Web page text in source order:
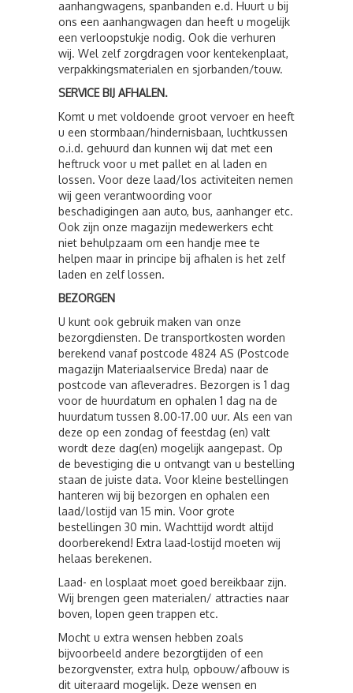
aanhangwagens, spanbanden e.d. Huurt u bij
ons een aanhangwagen dan heeft u mogelijk
een verloopstukje nodig. Ook die verhuren
wij. Wel zelf zorgdragen voor kentekenplaat,
verpakkingsmaterialen en sjorbanden/touw.
SERVICE BIJ AFHALEN.
Komt u met voldoende groot vervoer en heeft
u een stormbaan/hindernisbaan, luchtkussen
o.i.d. gehuurd dan kunnen wij dat met een
heftruck voor u met pallet en al laden en
lossen. Voor deze laad/los activiteiten nemen
wij geen verantwoording voor
beschadigingen aan auto, bus, aanhanger etc.
Ook zijn onze magazijn medewerkers echt
niet behulpzaam om een handje mee te
helpen maar in principe bij afhalen is het zelf
laden en zelf lossen.
BEZORGEN
U kunt ook gebruik maken van onze
bezorgdiensten. De transportkosten worden
berekend vanaf postcode 4824 AS (Postcode
magazijn Materiaalservice Breda) naar de
postcode van afleveradres. Bezorgen is 1 dag
voor de huurdatum en ophalen 1 dag na de
huurdatum tussen 8.00-17.00 uur. Als een van
deze op een zondag of feestdag (en) valt
wordt deze dag(en) mogelijk aangepast. Op
de bevestiging die u ontvangt van u bestelling
staan de juiste data. Voor kleine bestellingen
hanteren wij bij bezorgen en ophalen een
laad/lostijd van 15 min. Voor grote
bestellingen 30 min. Wachttijd wordt altijd
doorberekend! Extra laad-lostijd moeten wij
helaas berekenen.
Laad- en losplaat moet goed bereikbaar zijn.
Wij brengen geen materialen/ attracties naar
boven, lopen geen trappen etc.
Mocht u extra wensen hebben zoals
bijvoorbeeld andere bezorgtijden of een
bezorgvenster, extra hulp, opbouw/afbouw is
dit uiteraard mogelijk. Deze wensen en